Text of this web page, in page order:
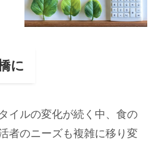
に
イルの変化が続く中、食の
者のニーズも複雑に移り変